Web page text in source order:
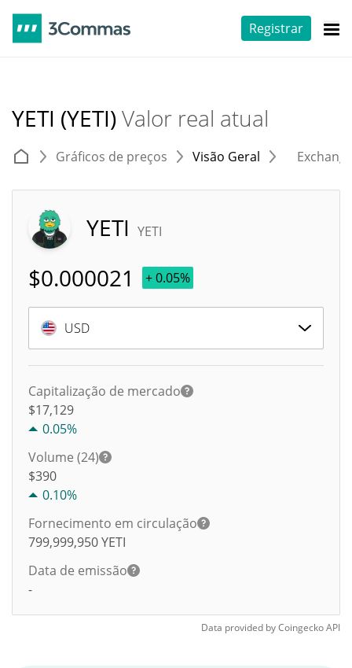
Registrar
YETI (YETI)Valor real atual
Gráficos de preços Visão Geral
YETI YETI
$0.000021 + 0.05%
USD
Capitalização de mercado
$17,129
0.05%
Volume (24)
$390
0.10%
Fornecimento em circulação
799,999,950YETI
Data de emissão
-
Data provided byCoingeckoAPI